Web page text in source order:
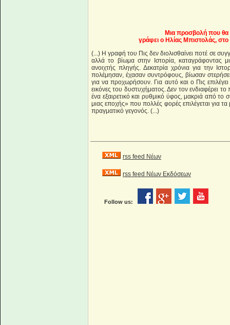
Μια προσβολή που θα
γράφει ο Ηλίας Μπιστολάς,
(...) Η γραφή του Πις δεν διολισθαίνει ποτέ σε
αλλά το βίωμα στην Ιστορία, καταγράφοντας
ανοιχτής πληγής. Δεκατρία χρόνια για την
πολέμησαν, έχασαν συντρόφους, βίωσαν
για να προχωρήσουν. Για αυτό και ο Πις
εικόνες του δυστυχήματος. Δεν τον ενδιαφέρει
ένα εξαιρετικό και ρυθμικό ύφος, μακριά από
μιας εποχής» που πολλές φορές επιλέγεται
πραγματικό γεγονός. (...)
rss feed Νέων
rss feed Νέων Εκδόσεων
Follow us: